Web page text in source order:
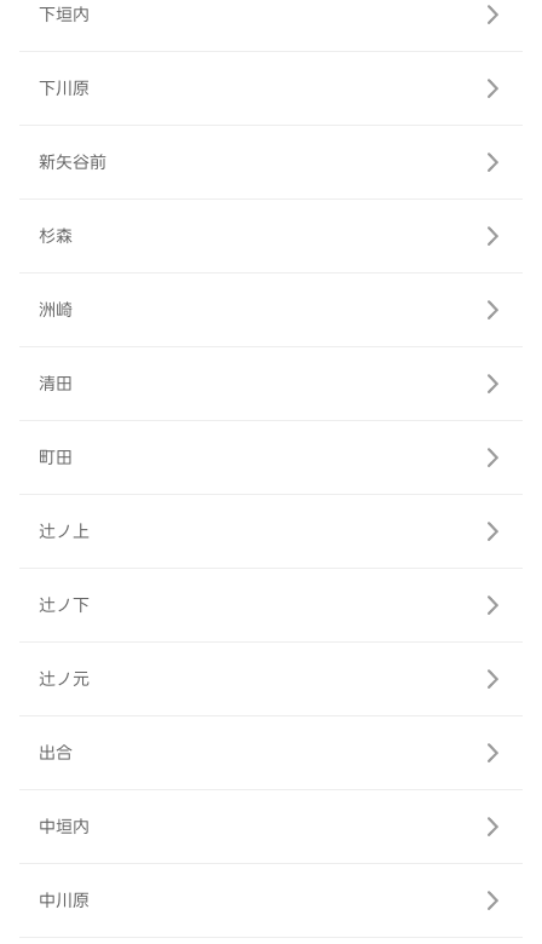
下垣内
下川原
新矢谷前
杉森
洲崎
清田
町田
辻ノ上
辻ノ下
辻ノ元
出合
中垣内
中川原